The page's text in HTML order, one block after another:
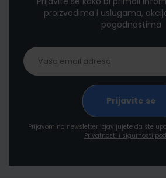
proizvodima i uslugama,
pogodnostima
Prijavom na newsletter izjavljujete da ste
Privatnosti i sigurnosti